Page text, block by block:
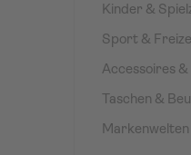
Kinder &
Sport &
Accessoires
Taschen &
Markenwelten